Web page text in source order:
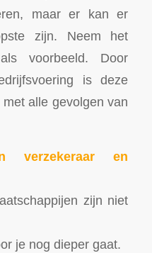
maar er kan er
zijn. Neem het
voorbeeld. Door
is deze
met alle gevolgen van
en
zijn niet
je nog dieper gaat.